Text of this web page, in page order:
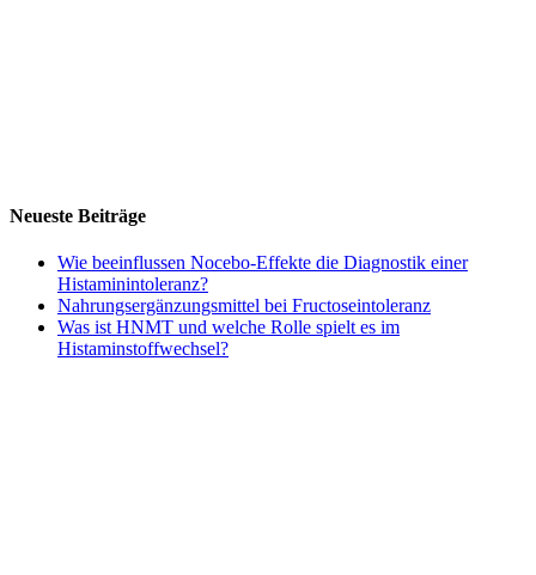
Neueste Beiträge
Wie beeinflussen Nocebo‑Effekte die Diagnostik einer
Histaminintoleranz?
Nahrungsergänzungsmittel bei Fructoseintoleranz
Was ist HNMT und welche Rolle spielt es im
Histaminstoffwechsel?